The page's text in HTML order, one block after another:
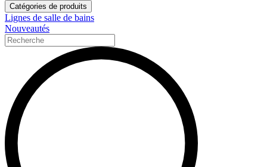
Catégories de produits
Lignes de salle de bains
Nouveautés